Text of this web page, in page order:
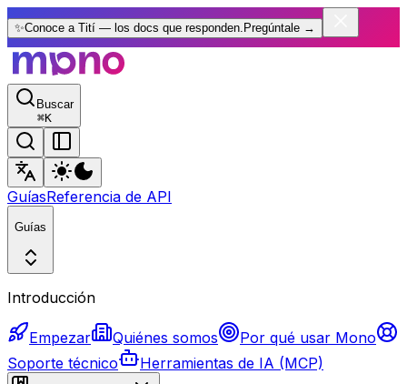
✨Conoce a Tití — los docs que responden. Pregúntale →
Buscar
⌘K
GuíasReferencia de API
Guías
Introducción
Empezar Quiénes somos
Por qué usar Mono
Soporte técnico
Herramientas de IA (MCP)